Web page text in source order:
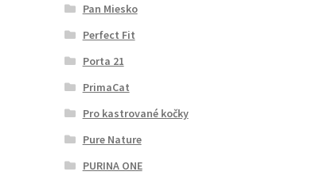
Pan Miesko
Perfect Fit
Porta 21
PrimaCat
Pro kastrované kočky
Pure Nature
PURINA ONE